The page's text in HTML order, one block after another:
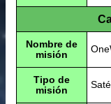
Nombre de
misión
Tipo de
misión